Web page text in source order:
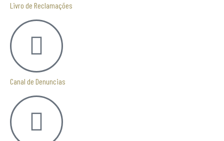
Livro de Reclamações
Canal de Denuncias